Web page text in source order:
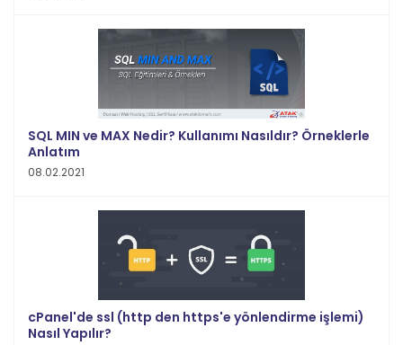
SQL MIN ve MAX Nedir? Kullanımı Nasıldır? Örneklerle
Anlatım
08.02.2021
cPanel'de ssl (http den https'e yönlendirme işlemi)
Nasıl Yapılır?